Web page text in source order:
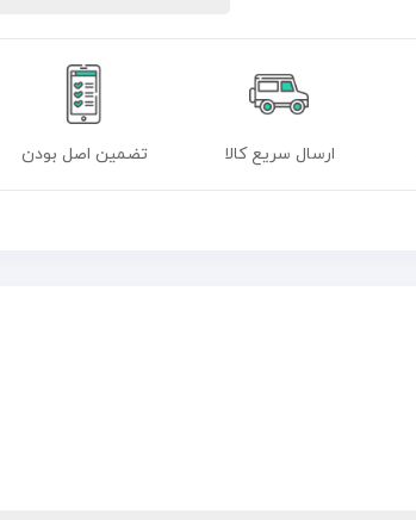
ارسال سریع کالا تضمین اصل بودن